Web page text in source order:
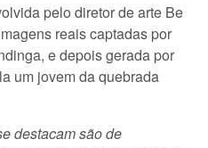
pelo diretor de arte Be
reais captadas por
e depois gerada por
um jovem da quebrada
destacam são de